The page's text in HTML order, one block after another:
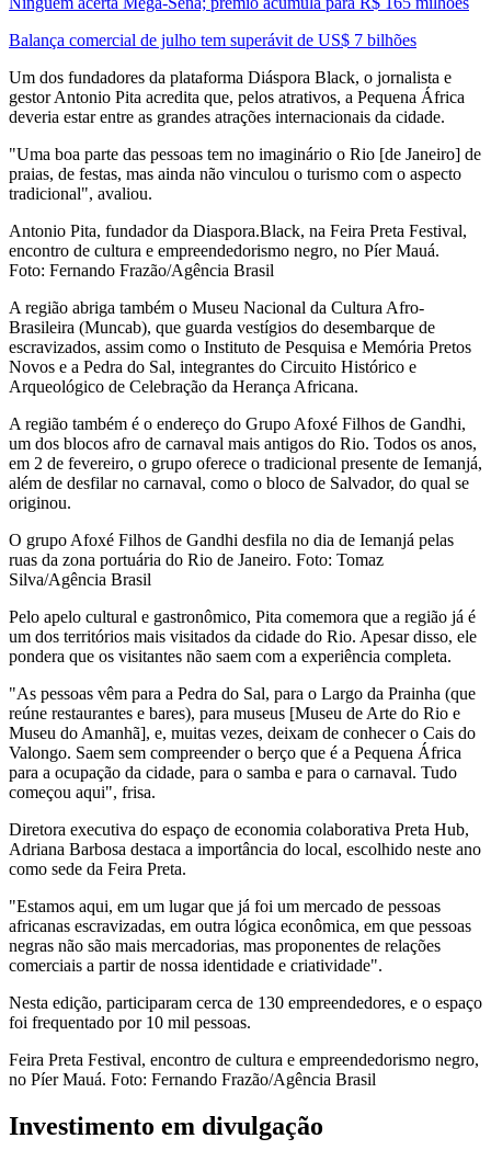
Balança comercial de julho tem superávit de US$ 7 bilhões
Um dos fundadores da plataforma Diáspora Black, o jornalista e
gestor Antonio Pita acredita que, pelos atrativos, a Pequena África
deveria estar entre as grandes atrações internacionais da cidade.
"Uma boa parte das pessoas tem no imaginário o Rio [de Janeiro] de
praias, de festas, mas ainda não vinculou o turismo com o aspecto
tradicional", avaliou.
Antonio Pita, fundador da Diaspora.Black, na Feira Preta Festival,
encontro de cultura e empreendedorismo negro, no Píer Mauá.
Foto: Fernando Frazão/Agência Brasil
A região abriga também o Museu Nacional da Cultura Afro-
Brasileira (Muncab), que guarda vestígios do desembarque de
escravizados, assim como o Instituto de Pesquisa e Memória Pretos
Novos e a Pedra do Sal, integrantes do Circuito Histórico e
Arqueológico de Celebração da Herança Africana.
A região também é o endereço do Grupo Afoxé Filhos de Gandhi,
um dos blocos afro de carnaval mais antigos do Rio. Todos os anos,
em 2 de fevereiro, o grupo oferece o tradicional presente de Iemanjá,
além de desfilar no carnaval, como o bloco de Salvador, do qual se
originou.
O grupo Afoxé Filhos de Gandhi desfila no dia de Iemanjá pelas
ruas da zona portuária do Rio de Janeiro. Foto: Tomaz
Silva/Agência Brasil
Pelo apelo cultural e gastronômico, Pita comemora que a região já é
um dos territórios mais visitados da cidade do Rio. Apesar disso, ele
pondera que os visitantes não saem com a experiência completa.
"As pessoas vêm para a Pedra do Sal, para o Largo da Prainha (que
reúne restaurantes e bares), para museus [Museu de Arte do Rio e
Museu do Amanhã], e, muitas vezes, deixam de conhecer o Cais do
Valongo. Saem sem compreender o berço que é a Pequena África
para a ocupação da cidade, para o samba e para o carnaval. Tudo
começou aqui", frisa.
Diretora executiva do espaço de economia colaborativa Preta Hub,
Adriana Barbosa destaca a importância do local, escolhido neste ano
como sede da Feira Preta.
"Estamos aqui, em um lugar que já foi um mercado de pessoas
africanas escravizadas, em outra lógica econômica, em que pessoas
negras não são mais mercadorias, mas proponentes de relações
comerciais a partir de nossa identidade e criatividade".
Nesta edição, participaram cerca de 130 empreendedores, e o espaço
foi frequentado por 10 mil pessoas.
Feira Preta Festival, encontro de cultura e empreendedorismo negro,
no Píer Mauá. Foto: Fernando Frazão/Agência Brasil
Investimento em divulgação